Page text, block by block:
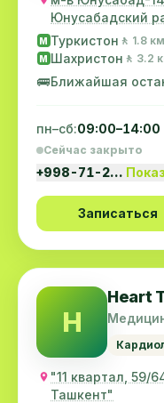
Юнусабадский
рынок "Сайрам"
M Туркистон 🚶 1.8 км
M Шахристон 🚶 3.2
🚌Ближайшая
пн–сб:09:00–14:00
Сейчас закрыто
+998-71-2…
Записаться
H
Heart
"11 квартал, 59/
Ташкент"